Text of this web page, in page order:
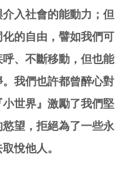
入社會的能動力；但
的自由，譬如我們可
、不斷移動，但也能
我們也許都曾醉心對
世界』激勵了我們堅
望，拒絕為了一些永
悅他人。